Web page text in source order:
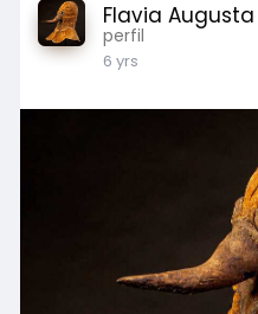
Flavia Augusta
perfil
6 yrs